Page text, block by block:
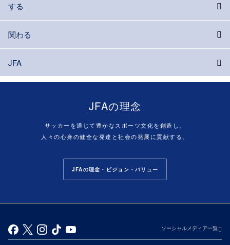
する
関わる
JFA
JFAの理念
サッカーを通じて豊かなスポーツ文化を創造し、
人々の心身の健全な発達と社会の発展に貢献する。
JFAの理念・ビジョン・バリュー
ソーシャルメディア一覧